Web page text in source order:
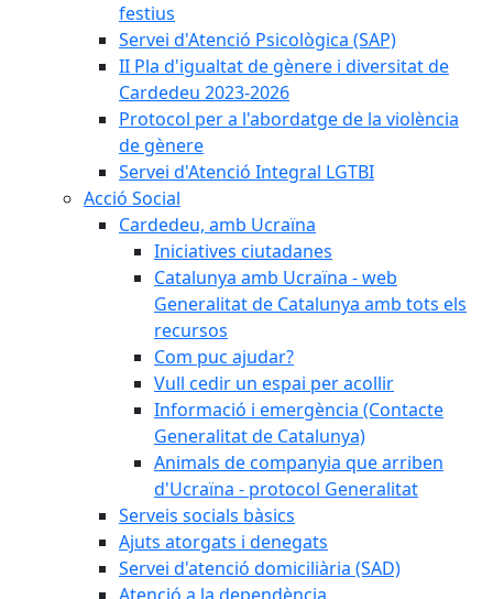
festius
Servei d'Atenció Psicològica (SAP)
II Pla d'igualtat de gènere i diversitat de
Cardedeu 2023-2026
Protocol per a l'abordatge de la violència
de gènere
Servei d'Atenció Integral LGTBI
Acció Social
Cardedeu, amb Ucraïna
Iniciatives ciutadanes
Catalunya amb Ucraïna - web
Generalitat de Catalunya amb tots els
recursos
Com puc ajudar?
Vull cedir un espai per acollir
Informació i emergència (Contacte
Generalitat de Catalunya)
Animals de companyia que arriben
d'Ucraïna - protocol Generalitat
Serveis socials bàsics
Ajuts atorgats i denegats
Servei d'atenció domiciliària (SAD)